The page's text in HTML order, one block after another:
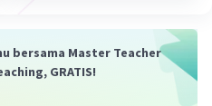
Balas
bersama Master Teacher
GRATIS!